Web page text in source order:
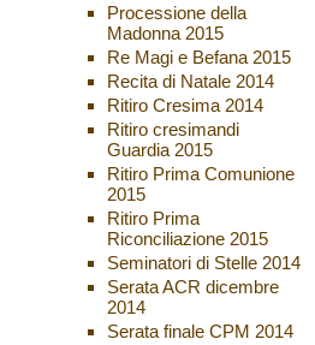
Processione della
Madonna 2015
Re Magi e Befana 2015
Recita di Natale 2014
Ritiro Cresima 2014
Ritiro cresimandi
Guardia 2015
Ritiro Prima Comunione
2015
Ritiro Prima
Riconciliazione 2015
Seminatori di Stelle 2014
Serata ACR dicembre
2014
Serata finale CPM 2014